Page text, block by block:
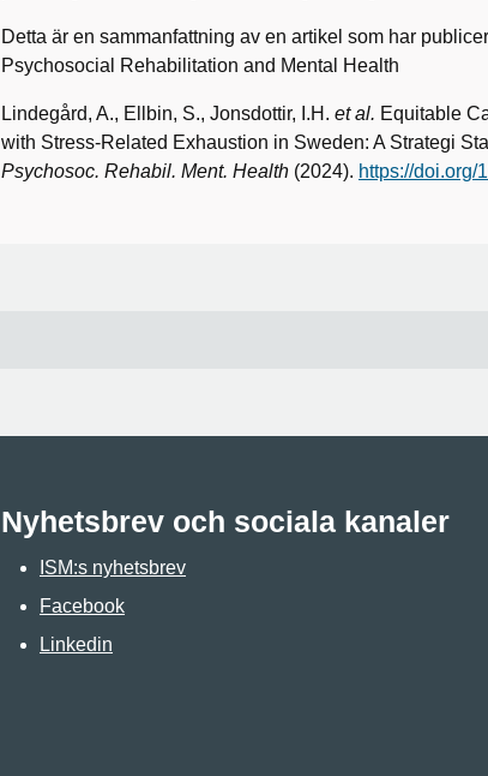
Detta är en sammanfattning av en artikel som har
Psychosocial Rehabilitation and Mental Health
Lindegård, A., Ellbin, S., Jonsdottir, I.H. et al. Equitable
with Stress-Related Exhaustion in Sweden: A Strategi
Psychosoc. Rehabil. Ment. Health (2024). https://doi.org/
Nyhetsbrev och sociala kanaler
ISM:s nyhetsbrev
Facebook
Linkedin